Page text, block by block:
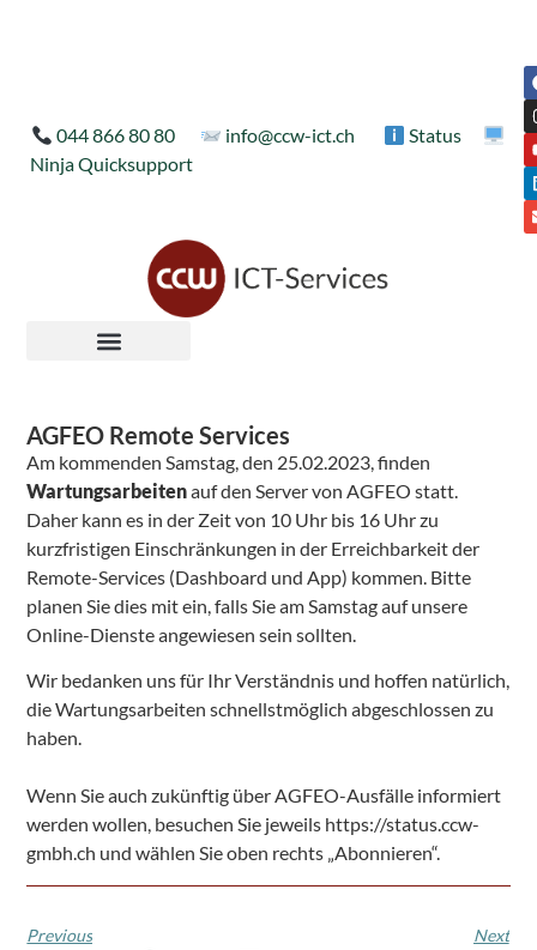
044 866 80 80 info@ccw-ict.ch
Status
Ninja Quicksupport
AGFEO Remote Services
Am kommenden Samstag, den 25.02.2023, finden
Wartungsarbeitenauf den Server von AGFEO statt.
Daher kann es in der Zeit von 10 Uhr bis 16 Uhr zu
kurzfristigen Einschränkungen in der Erreichbarkeit der
Remote-Services (Dashboard und App) kommen. Bitte
planen Sie dies mit ein, falls Sie am Samstag auf unsere
Online-Dienste angewiesen sein sollten.
Wir bedanken uns für Ihr Verständnis und hoffen natürlich,
die Wartungsarbeiten schnellstmöglich abgeschlossen zu
haben.
Wenn Sie auch zukünftig über AGFEO-Ausfälle informiert
werden wollen, besuchen Sie jeweils https://status.ccw-
gmbh.ch und wählen Sie oben rechts „Abonnieren“.
Previous
Next